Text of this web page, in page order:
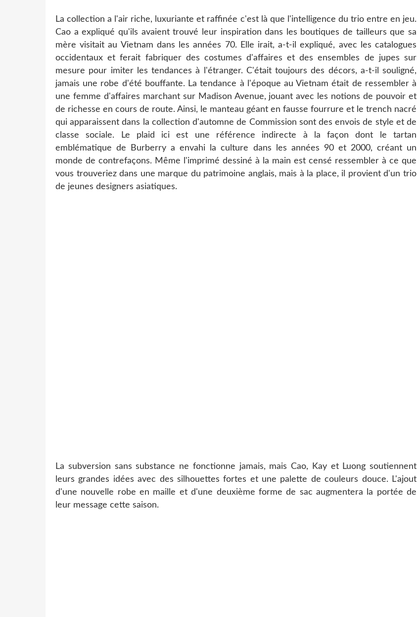
La collection a l'air riche, luxuriante et raffinée c'est là que l'intelligence du trio entre en jeu.
Cao a expliqué qu'ils avaient trouvé leur inspiration dans les boutiques de tailleurs que sa
mère visitait au Vietnam dans les années 70. Elle irait, a-t-il expliqué, avec les catalogues
occidentaux et ferait fabriquer des costumes d'affaires et des ensembles de jupes sur
mesure pour imiter les tendances à l'étranger. C'était toujours des décors, a-t-il souligné,
jamais une robe d'été bouffante. La tendance à l'époque au Vietnam était de ressembler à
une femme d'affaires marchant sur Madison Avenue, jouant avec les notions de pouvoir et
de richesse en cours de route. Ainsi, le manteau géant en fausse fourrure et le trench nacré
qui apparaissent dans la collection d'automne de Commission sont des envois de style et de
classe sociale. Le plaid ici est une référence indirecte à la façon dont le tartan
emblématique de Burberry a envahi la culture dans les années 90 et 2000, créant un
monde de contrefaçons. Même l'imprimé dessiné à la main est censé ressembler à ce que
vous trouveriez dans une marque du patrimoine anglais, mais à la place, il provient d'un trio
de jeunes designers asiatiques.
La subversion sans substance ne fonctionne jamais, mais Cao, Kay et Luong soutiennent
leurs grandes idées avec des silhouettes fortes et une palette de couleurs douce. L'ajout
d'une nouvelle robe en maille et d'une deuxième forme de sac augmentera la portée de
leur message cette saison.